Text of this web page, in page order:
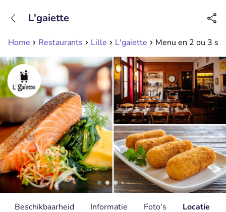
Bereikbaar tot 23:00 uur
Home Restaurants Lille L'gaiette Menu en 2 ou 3
L'gaiette
Beschikbaarheid Informatie Foto's Locatie